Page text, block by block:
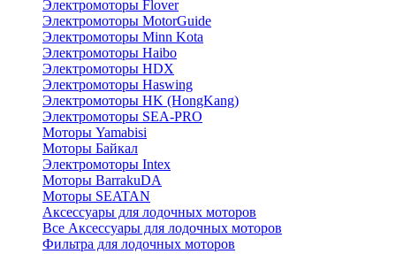
Электромоторы Flover
Электромоторы MotorGuide
Электромоторы Minn Kota
Электромоторы Haibo
Электромоторы HDX
Электромоторы Haswing
Электромоторы HK (HongKang)
Электромоторы SEA-PRO
Моторы Yamabisi
Моторы Байкал
Электромоторы Intex
Моторы BarrakuDA
Моторы SEATAN
Аксессуары для лодочных моторов
Все Аксессуары для лодочных моторов
Фильтра для лодочных моторов